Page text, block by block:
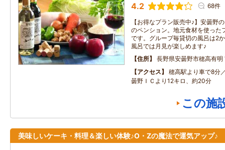
4.2 68件
【お得なプラン販売中♪】安曇野
のペンション。地元食材を使った
です。グループ毎貸切の風呂は2
風呂では月見が楽しめます♪
住所
長野県安曇野市穂高有明
アクセス
穂高駅より車で8分
曇野ＩＣより12キロ、約20分
この施
美味しいケーキ・料理＆楽しい体験♪O・Zの魔法で運気アップ♪